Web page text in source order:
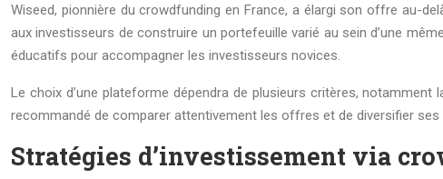
Wiseed, pionnière du crowdfunding en France, a élargi son offre au-
aux investisseurs de construire un portefeuille varié au sein d’une
éducatifs pour accompagner les investisseurs novices.
Le choix d’une plateforme dépendra de plusieurs critères,
recommandé de comparer attentivement les offres et de diversifier
Stratégies d’investissement via